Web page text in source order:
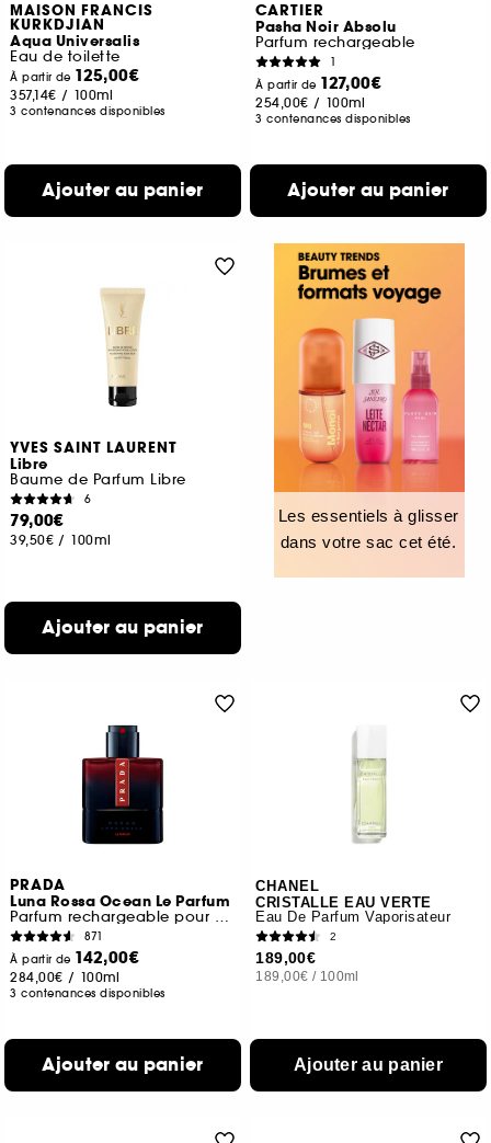
MAISON FRANCIS
KURKDJIAN
Aqua Universalis
Eau de toilette
À partir de 125,00€
357,14€ / 100ml
3 contenances disponibles
Ajouter au panier
CARTIER
Pasha Noir Absolu
Parfum rechargeable
1
À partir de 127,00€
254,00€ / 100ml
3 contenances disponibles
Ajouter au panier
YVES SAINT LAURENT
Libre
Baume de Parfum Libre
6
79,00€
39,50€ / 100ml
Ajouter au panier
Les essentiels à glisser
dans votre sac cet été.
PRADA
Luna Rossa Ocean Le Parfum
Parfum rechargeable pour homme au sillage boisé
871
À partir de 142,00€
284,00€ / 100ml
3 contenances disponibles
Ajouter au panier
CHANEL
CRISTALLE EAU VERTE
Eau De Parfum Vaporisateur
2
189,00€
189,00€ / 100ml
Ajouter au panier